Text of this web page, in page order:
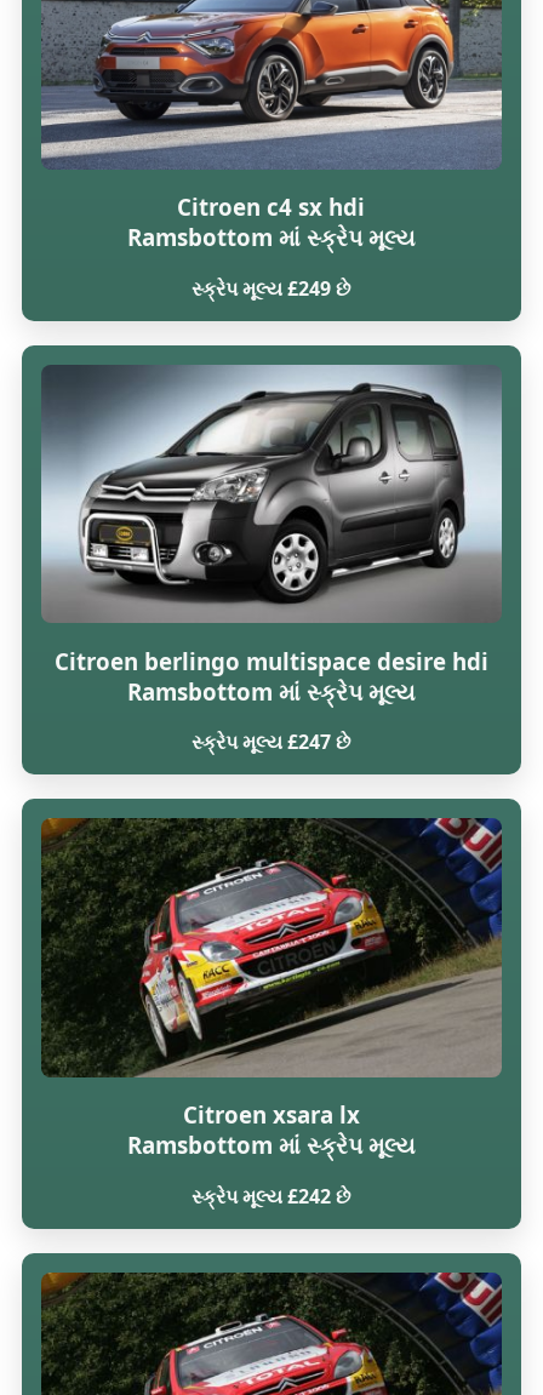
Citroen c4 sx hdi
Ramsbottom માં સ્ક્રેપ મૂલ્ય
સ્ક્રેપ મૂલ્ય £249 છે
Citroen berlingo multispace desire hdi
Ramsbottom માં સ્ક્રેપ મૂલ્ય
સ્ક્રેપ મૂલ્ય £247 છે
Citroen xsara lx
Ramsbottom માં સ્ક્રેપ મૂલ્ય
સ્ક્રેપ મૂલ્ય £242 છે